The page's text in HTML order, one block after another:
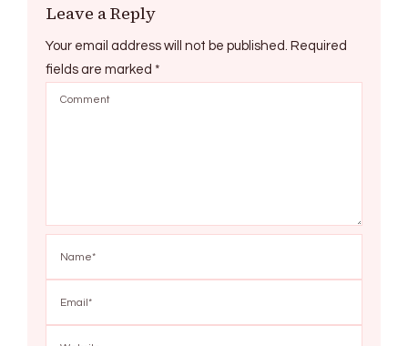
Leave a Reply
Your email address will not be published. Required
fields are marked *